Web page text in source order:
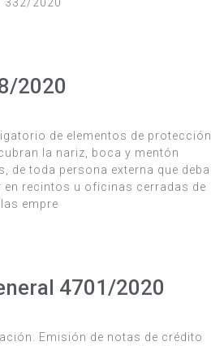
332/2020
2020
de elementos de protección
la nariz, boca y mentón
de toda persona externa que deba
en recintos u oficinas cerradas de
empre
4701/2020
Emisión de notas de crédito